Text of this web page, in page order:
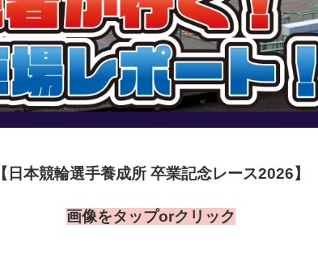
【日本競輪選手養成所 卒業記念レース2026】
画像をタップorクリック